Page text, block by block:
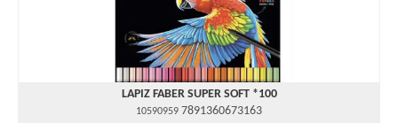
LAPIZ FABER SUPER SOFT *100
10590959 7891360673163